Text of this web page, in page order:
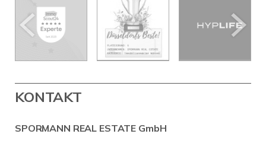
KONTAKT
SPORMANN REAL ESTATE GmbH